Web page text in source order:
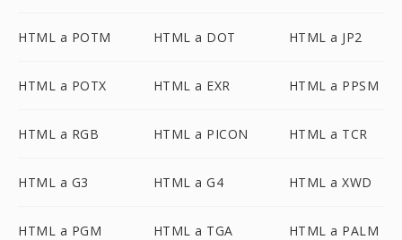
HTML a POTM HTML a DOT HTML a JP2
HTML a POTX HTML a EXR HTML a PPSM
HTML a RGB HTML a PICON HTML a TCR
HTML a G3 HTML a G4 HTML a XWD
HTML a PGM HTML a TGA HTML a PALM